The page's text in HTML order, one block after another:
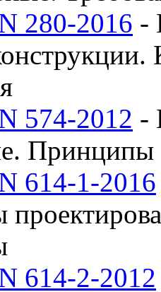
280-2016 -
574-2012 -
Принципы
614-1-2016
614-2-2012